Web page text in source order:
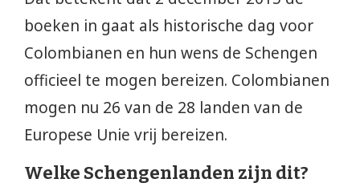
boeken in gaat als historische dag voor
Colombianen en hun wens de Schengen
officieel te mogen bereizen. Colombianen
mogen nu 26 van de 28 landen van de
Europese Unie vrij bereizen.
Welke Schengenlanden zijn dit?